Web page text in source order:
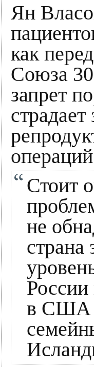
Ян
как
Союза
запрет
Стоит
не
страна
в США